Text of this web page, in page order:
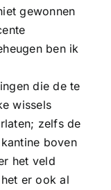
gewonnen
ben ik
die de te
wissels
zelfs de
boven
het veld
er ook al